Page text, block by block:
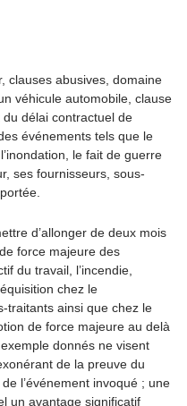
clauses abusives, domaine
véhicule automobile, clause
délai contractuel de
événements tels que le
le fait de guerre
ses fournisseurs, sous-
d’allonger de deux mois
force majeure des
du travail, l’incendie,
chez le
traitants ainsi que chez le
de force majeure au delà
donnés ne visent
de la preuve du
l’événement invoqué ; une
un avantage significatif